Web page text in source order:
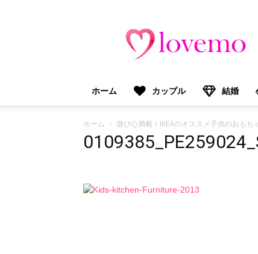
モ）：
プ
マ
マ
向
報
ホーム カップル 結婚
ホーム 遊び心満載！IKEAのオススメ子供のおも